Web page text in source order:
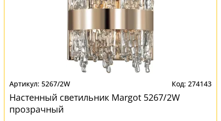
5267/2W 274143
Настенный светильник Margot 5267/2W
прозрачный